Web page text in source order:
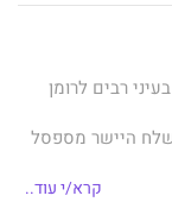
רבים לרומן
היישר מספסל
תחת
הקטל הברוטלי
קרא/י עוד..